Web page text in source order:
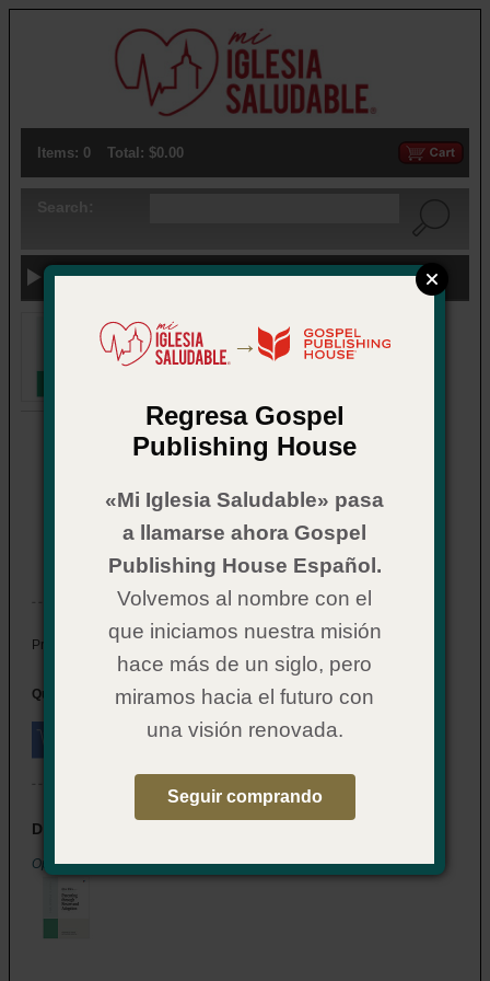
Items: 0 Total: $0.00
Previous Categories
Abrir cuando . . . La crianza en
familias adoptivas y de acogida
Item # 72CX5551
In Stock
Price: $ 17.99
Quantity:
Disponible en inglés
Open When . . . Parenting through Foster and Adoption
→
Regresa Gospel
Publishing House
«Mi Iglesia Saludable» pasa
a llamarse ahora Gospel
Publishing House Español.
Volvemos al nombre con el
que iniciamos nuestra misión
hace más de un siglo, pero
miramos hacia el futuro con
una visión renovada.
Seguir comprando